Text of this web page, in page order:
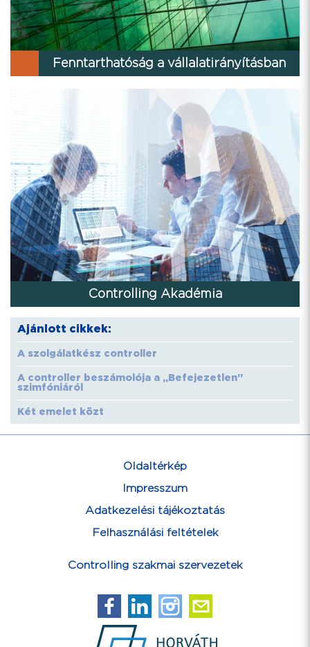
Fenntarthatóság a vállalatirányításban
Controlling Akadémia
Ajánlott cikkek:
A szolgálatkész controller
A controller beszámolója a „Befejezetlen”
szimfóniáról
Két emelet közt
Oldaltérkép
Impresszum
Adatkezelési tájékoztatás
Felhasználási feltételek
Controlling szakmai szervezetek